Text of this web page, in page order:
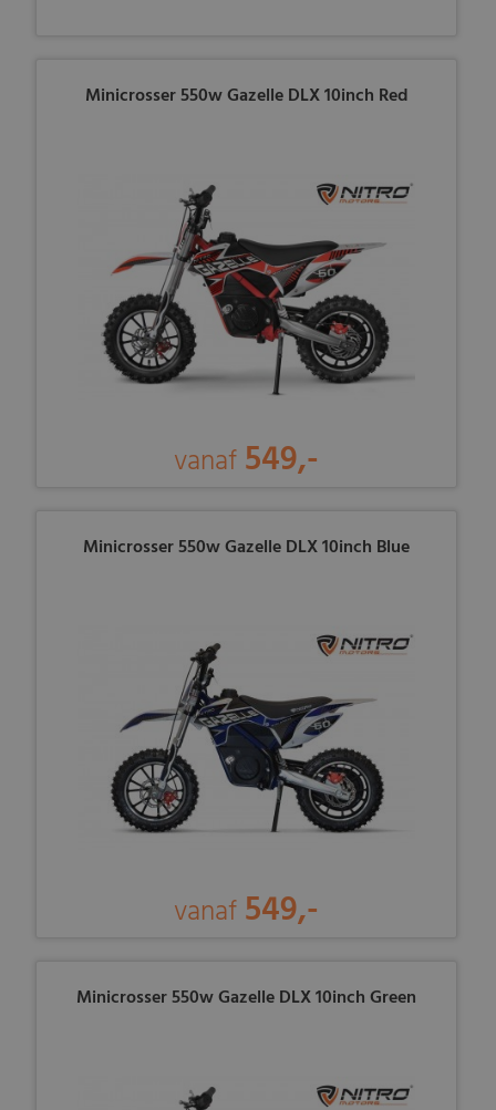
Minicrosser 550w Gazelle DLX 10inch Red
vanaf 549,-
Minicrosser 550w Gazelle DLX 10inch Blue
vanaf 549,-
Minicrosser 550w Gazelle DLX 10inch Green